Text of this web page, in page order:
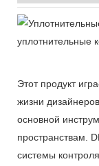
Этот продукт
жизни
основной
пространствам.
системы